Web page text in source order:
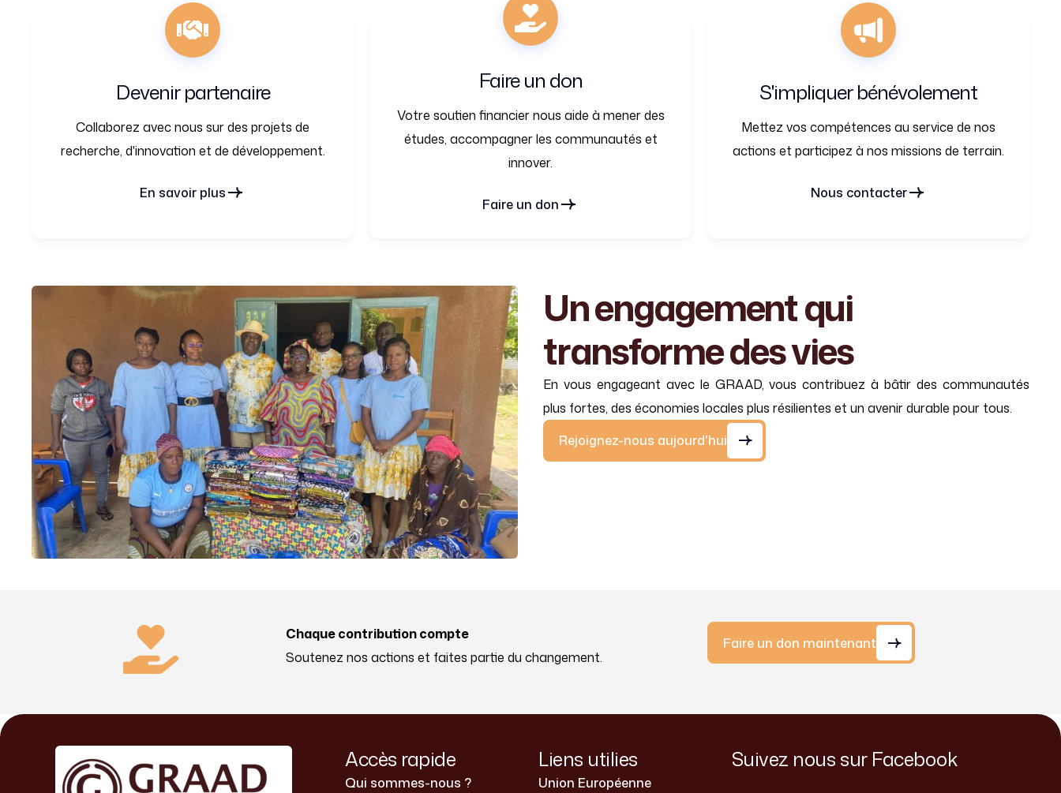
Devenir partenaire
Collaborez avec nous sur des projets de
recherche, d'innovation et de développement.
En savoir plus
Faire un don
Votre soutien financier nous aide à mener des
études, accompagner les communautés et
innover.
Faire un don
S'impliquer bénévolement
Mettez vos compétences au service de nos
actions et participez à nos missions de terrain.
Nous contacter
Unengagementqui
transformedesvies
En vous engageant avec le GRAAD, vous contribuez à bâtir des communautés
plus fortes, des économies locales plus résilientes et un avenir durable pour tous.
Rejoignez-nous aujourd'hui
Chaque contribution compte
Soutenez nos actions et faites partie du changement.
Faire un don maintenant
Accès rapide
Qui sommes-nous ?
Liens utilies
Union Européenne
Suivez nous sur Facebook